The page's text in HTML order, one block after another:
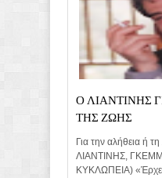
Ο ΛΙΑΝΤΙΝΗΣ
ΤΗΣ ΖΩΗΣ
Για την αλήθεια ή
ΛΙΑΝΤΙΝΗΣ,
ΚΥΚΛΩΠΕΙΑ)